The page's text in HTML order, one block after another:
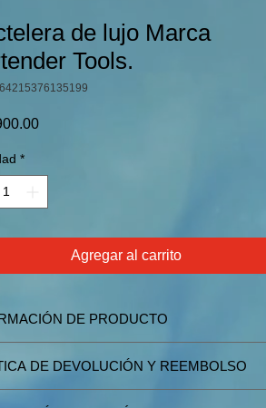
de lujo Marca
Tools.
Precio
*
Agregar al carrito
DE PRODUCTO
DE DEVOLUCIÓN Y REEMBOLSO